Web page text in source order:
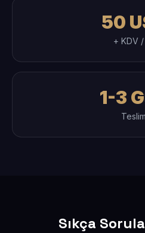
50
+ KDV /
1-3
Teslim
Sıkça